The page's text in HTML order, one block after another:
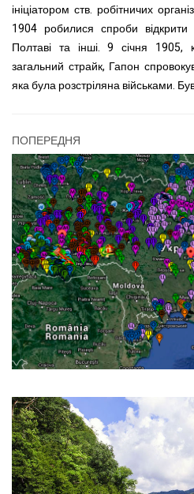
ініціатором ств. робітничих
1904 робилися спроби відкрити
Полтаві та інші. 9 січня 1905,
загальний страйк, Гапон
яка була розстріляна військами.
ПОПЕРЕДНЯ